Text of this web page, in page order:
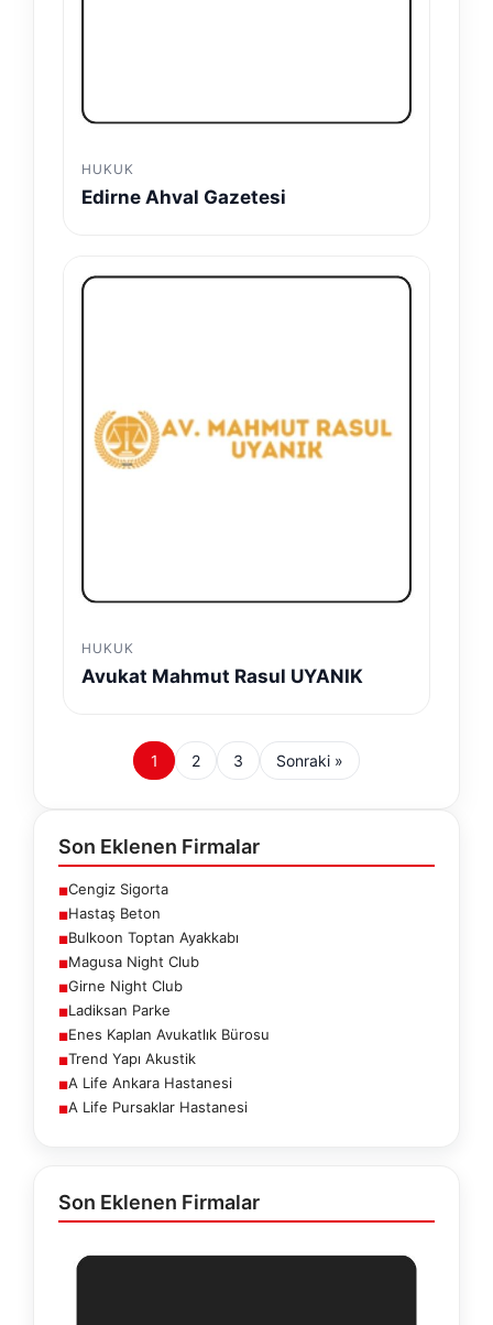
HUKUK
Edirne Ahval Gazetesi
HUKUK
Avukat Mahmut Rasul UYANIK
1 2 3 Sonraki »
Son Eklenen Firmalar
■Cengiz Sigorta
■Hastaş Beton
■Bulkoon Toptan Ayakkabı
■Magusa Night Club
■Girne Night Club
■Ladiksan Parke
■Enes Kaplan Avukatlık Bürosu
■Trend Yapı Akustik
■A Life Ankara Hastanesi
■A Life Pursaklar Hastanesi
Son Eklenen Firmalar